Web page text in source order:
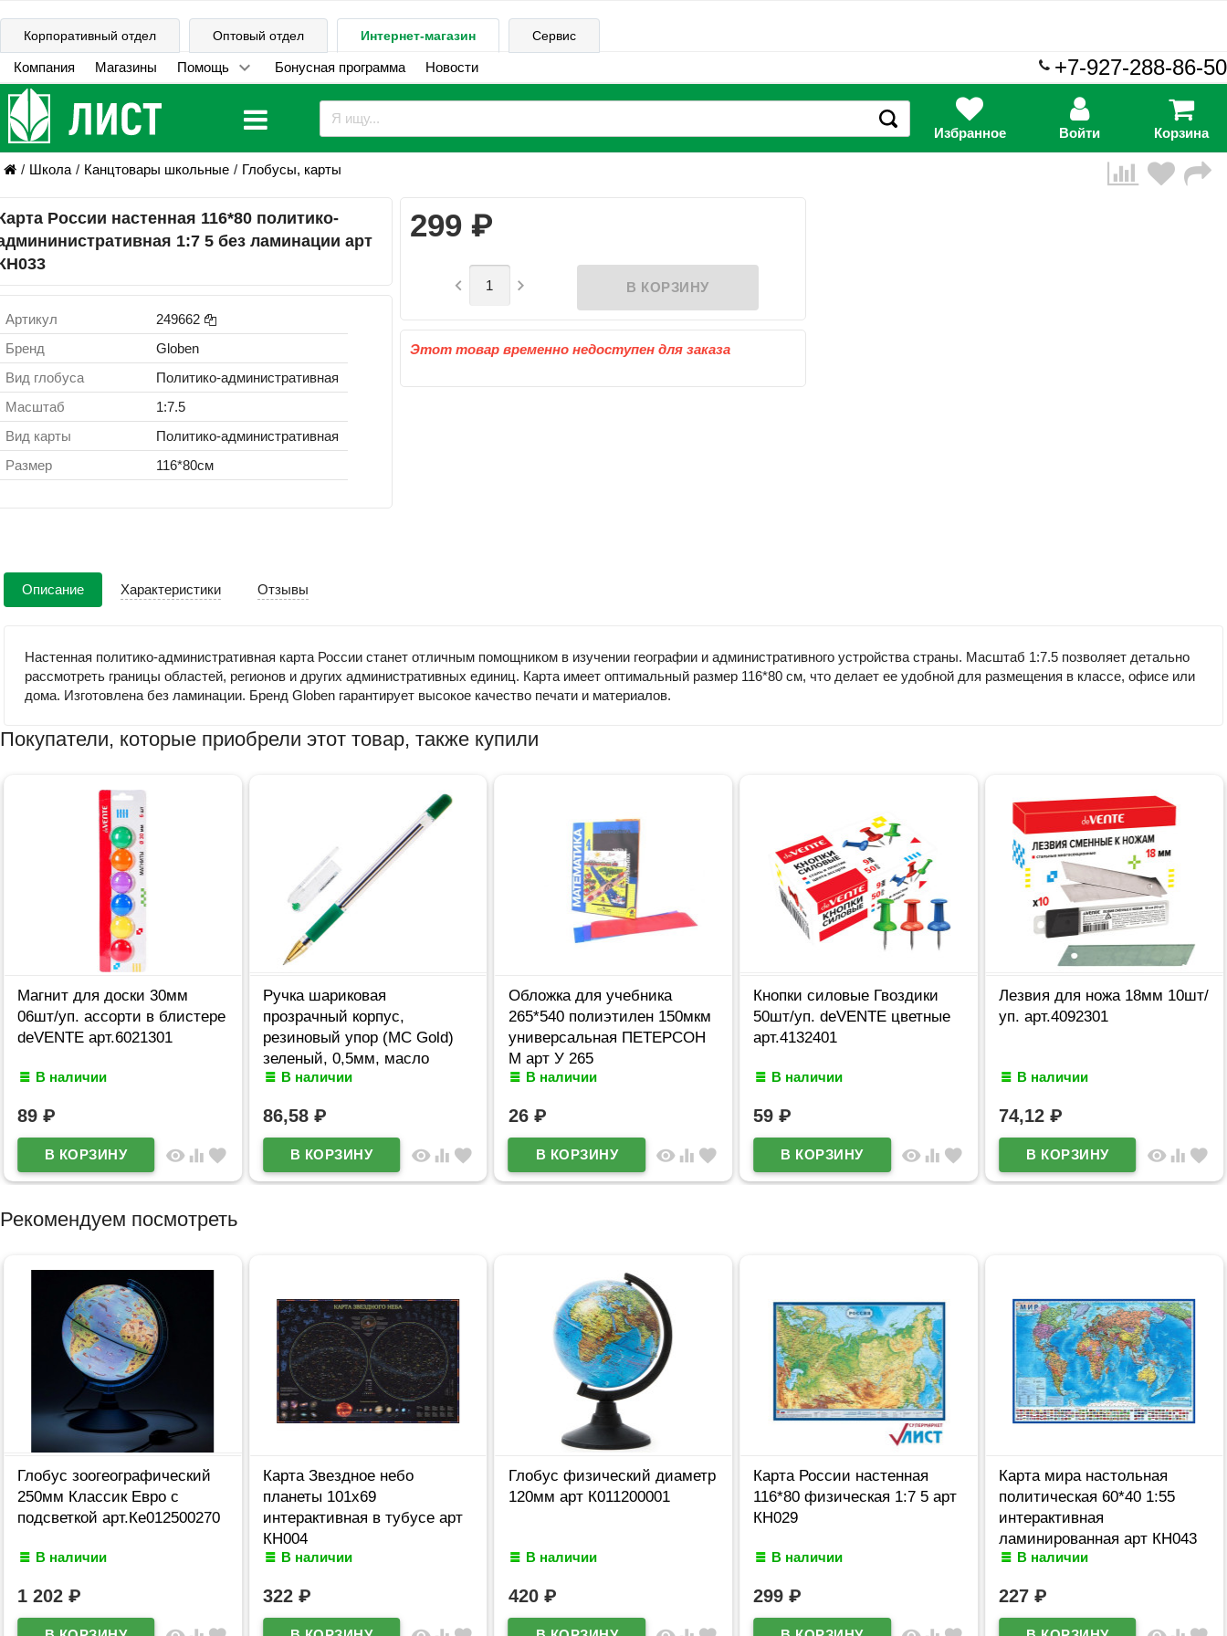
Корпоративный отдел Оптовый отдел Интернет-магазин Сервис
Компания Магазины Помощь Бонусная программа Новости +7-927-288-86-50
Избранное Войти Корзина
Школа Канцтовары школьные Глобусы, карты
России настенная 116*80 политико-
1:7 5 без ламинации арт
Артикул
249662
Бренд
Globen
Вид глобуса
Политико-административная
Масштаб
1:7.5
Вид карты
Политико-административная
Размер
116*80см
299 ₽
 
Этот товар временно недоступен для заказа
Описание Характеристики Отзывы
Настенная политико-административная карта России станет отличным помощником в изучении географии и административного устройства страны. Масштаб 1:7.5 позволяет детально
рассмотреть границы областей, регионов и других административных единиц. Карта имеет оптимальный размер 116*80 см, что делает ее удобной для размещения в классе, офисе или
дома. Изготовлена без ламинации. Бренд Globen гарантирует высокое качество печати и материалов.
Покупатели, которые приобрели этот товар, также купили
Магнит для доски 30мм
06шт/уп. ассорти в блистере
deVENTE арт.6021301
В наличии
89 ₽
visibility equalizer favorite
Ручка шариковая
прозрачный корпус,
резиновый упор (MC Gold)
зеленый, 0,5мм, масло
арт.MC-04
В наличии
86,58 ₽
visibility equalizer favorite
Обложка для учебника
265*540 полиэтилен 150мкм
универсальная ПЕТЕРСОН
М арт У 265
В наличии
26 ₽
visibility equalizer favorite
Кнопки силовые Гвоздики
50шт/уп. deVENTE цветные
арт.4132401
В наличии
59₽
visibility equalizer favorite
Лезвия для ножа 18мм 10шт/
уп. арт.4092301
В наличии
74,12₽
visibility equalizer favorite
Рекомендуем посмотреть
Глобус зоогеографический
250мм Классик Евро с
подсветкой арт.Ке012500270
В наличии
1 202 ₽
Карта Звездное небо
планеты 101х69
интерактивная в тубусе арт
КН004
В наличии
322 ₽
Глобус физический диаметр
120мм арт К011200001
В наличии
420 ₽
Карта России настенная
116*80 физическая 1:7 5 арт
КН029
В наличии
299₽
Карта мира настольная
политическая 60*40 1:55
интерактивная
ламинированная арт КН043
В наличии
227₽